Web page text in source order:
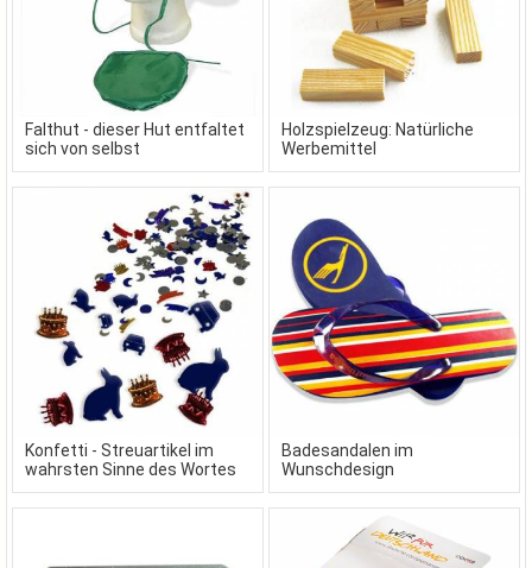
Falthut - dieser Hut entfaltet
sich von selbst
Holzspielzeug: Natürliche
Werbemittel
Konfetti - Streuartikel im
wahrsten Sinne des Wortes
Badesandalen im
Wunschdesign